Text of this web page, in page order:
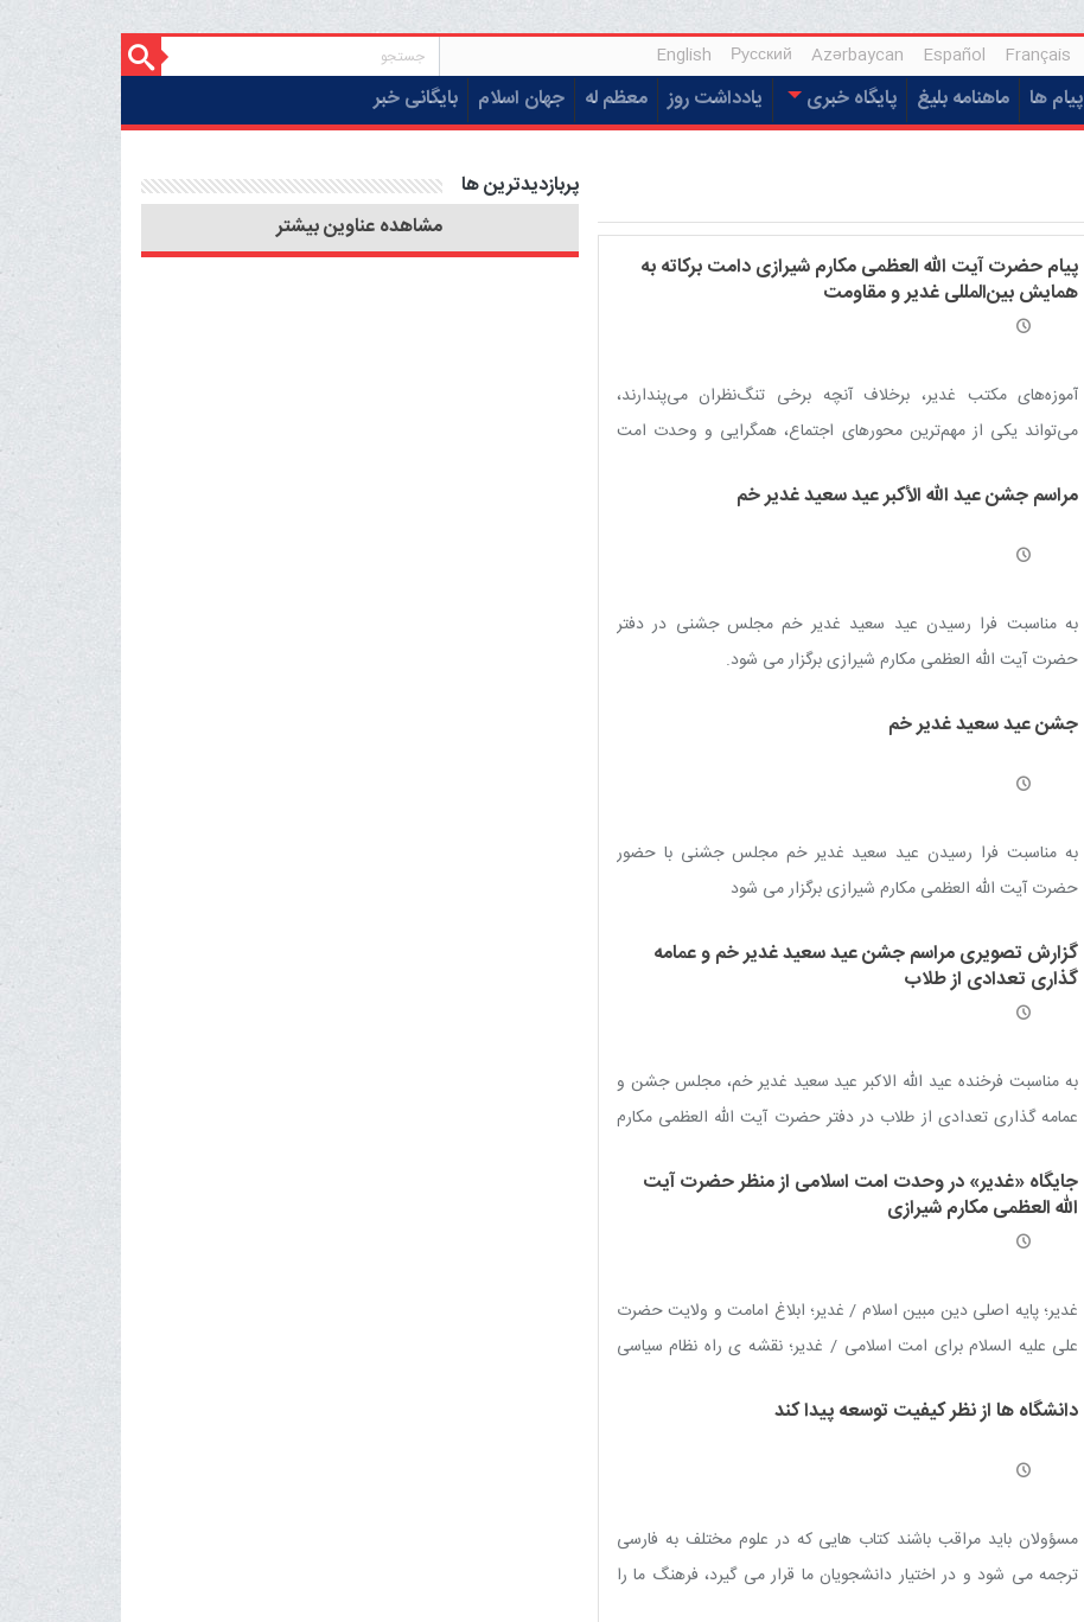
Français
Español
Azərbaycan
Русский
English
پیام ها ماهنامه بلیغ پایگاه خبری یادداشت روز معظم له جهان اسلام بایگانی خبر
پیام حضرت آیت الله العظمی مکارم شیرازی دامت برکاته به
همایش بین‌المللی غدیر و مقاومت
آموزه‌های مکتب غدیر، برخلاف آنچه برخی تنگ‌نظران می‌پندارند،
می‌تواند یکی از مهم‌ترین محورهای اجتماع، همگرایی و وحدت امت
مراسم جشن عید الله الأکبر عید سعید غدیر خم
به مناسبت فرا رسیدن عید سعید غدیر خم مجلس جشنی در دفتر
حضرت آیت الله العظمی مکارم شیرازی برگزار می شود.‌
جشن عید سعید غدیر خم
به مناسبت فرا رسیدن عید سعید غدیر خم مجلس جشنی با حضور
حضرت آیت الله العظمی مکارم شیرازی برگزار می شود
گزارش تصویری مراسم جشن عید سعید غدیر خم و عمامه
گذاری تعدادی از طلاب
به مناسبت فرخنده عید الله الاکبر عید سعید غدیر خم، مجلس جشن و
عمامه گذاری تعدادی از طلاب در دفتر حضرت آیت الله العظمی مکارم
جایگاه «غدیر» در وحدت امت اسلامی از منظر حضرت آیت
الله العظمی مکارم شیرازی
غدیر؛ پایه اصلی دین مبین اسلام / غدیر؛ ابلاغ امامت و ولایت حضرت
علی علیه السلام برای امت اسلامی / غدیر؛ نقشه ی راه نظام سیاسی
محور اتحاد امت اسلامی / غدیر؛ نماد وحدت و اخوت اسلامی
دانشگاه ها از نظر کیفیت توسعه پیدا کند
مسؤولان باید مراقب باشند کتاب هایی که در علوم مختلف به فارسی
ترجمه می شود و در اختیار دانشجویان ما قرار می گیرد، فرهنگ ما را
پربازدیدترین ها
مشاهده عناوین بیشتر